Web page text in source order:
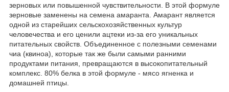
зерновых или повышенной чувствительности. В этой формуле
зерновые заменены на семена амаранта. Амарант является
одной из старейших сельскохозяйственных культур
человечества и его ценили ацтеки из-за его уникальных
питательных свойств. Объединенное с полезными семенами
чиа (квиноа), которые так же были самыми ранними
продуктами питания, превращаются в высокопитательный
комплекс. 80% белка в этой формуле - мясо ягненка и
домашней птицы.